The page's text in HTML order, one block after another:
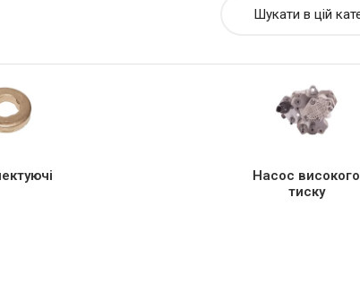
Насос високого
тиску